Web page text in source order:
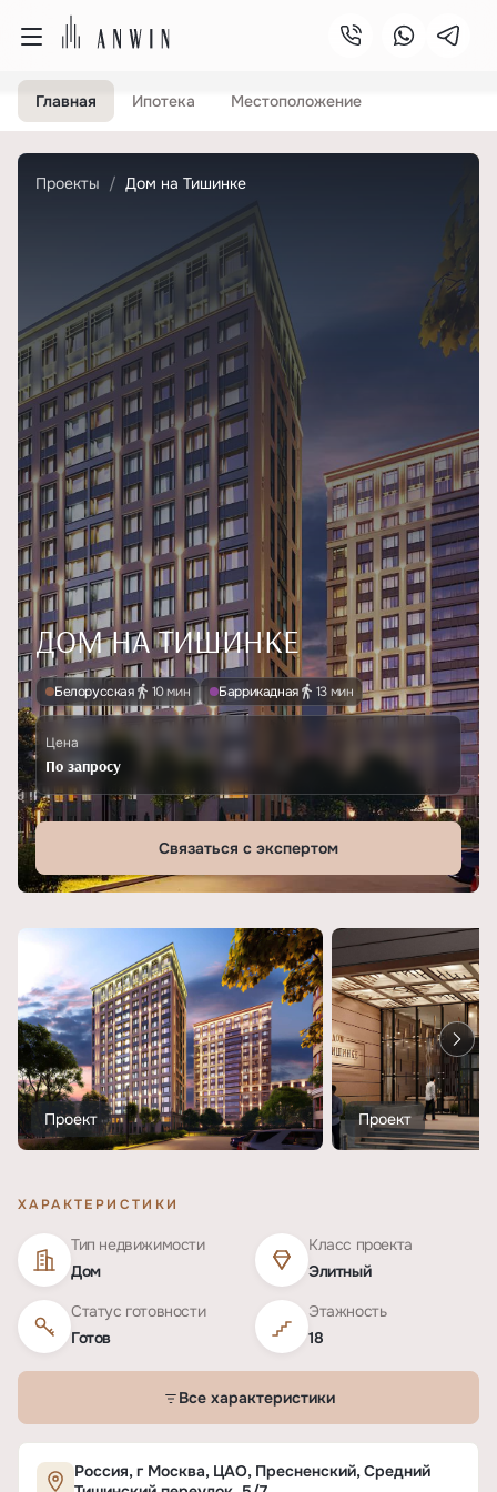
Главная Ипотека Местоположение
Проекты Дом на Тишинке
ДОМ НА ТИШИНКЕ
Белорусская 10 мин Баррикадная 13 мин
Цена
По запросу
Связаться с экспертом
Проект Проект
ХАРАКТЕРИСТИКИ
Тип недвижимости
Дом
Класс проекта
Элитный
Статус готовности
Готов
Этажность
18
Все характеристики
Характеристики ЖК «Дом на Тишинке»
Россия, г Москва, ЦАО, Пресненский, Средний